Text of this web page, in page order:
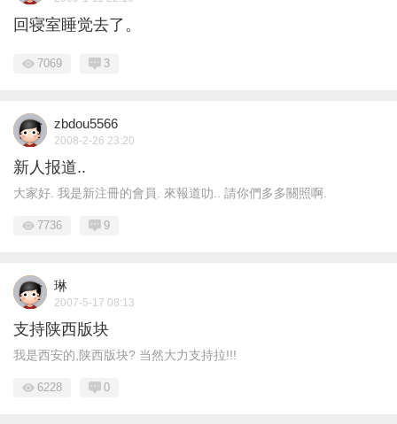
回寝室睡觉去了。
7069 3
zbdou5566
2008-2-26 23:20
新人报道..
大家好. 我是新注冊的會員. 來報道叻.. 請你們多多關照啊.
7736 9
琳
2007-5-17 08:13
支持陕西版块
我是西安的,陕西版块? 当然大力支持拉!!!
6228 0